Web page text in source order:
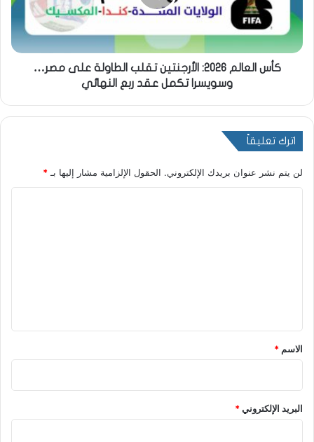
كأس العالم 2026: الأرجنتين تقلب الطاولة على مصر…
وسويسرا تكمل عقد ربع النهائي
اترك تعليقاً
لن يتم نشر عنوان بريدك الإلكتروني. الحقول الإلزامية مشار إليها بـ *
*
الاسم *
البريد الإلكتروني*